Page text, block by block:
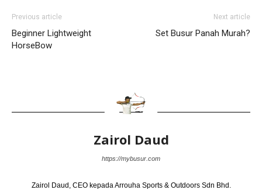
Previous article
Beginner Lightweight
HorseBow
Next article
Set Busur Panah Murah?
Zairol Daud
https://mybusur.com
Zairol Daud, CEO kepada Arrouha Sports & Outdoors Sdn Bhd.